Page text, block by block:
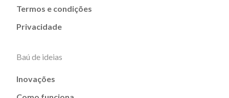
Termos e condições
Privacidade
Baú de ideias
Inovações